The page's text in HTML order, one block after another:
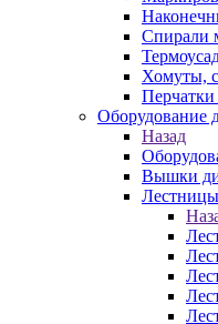
Спирали
Хомуты,
Оборудование
Назад
Вышки